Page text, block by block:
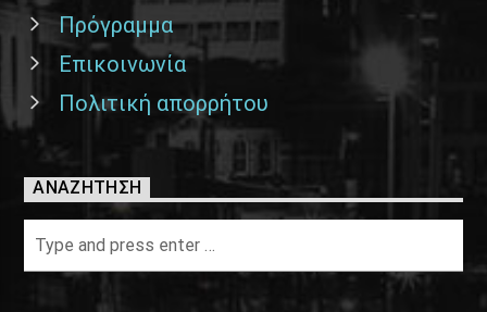
Πρόγραμμα
Επικοινωνία
Πολιτική απορρήτου
ΑΝΑΖΉΤΗΣΗ